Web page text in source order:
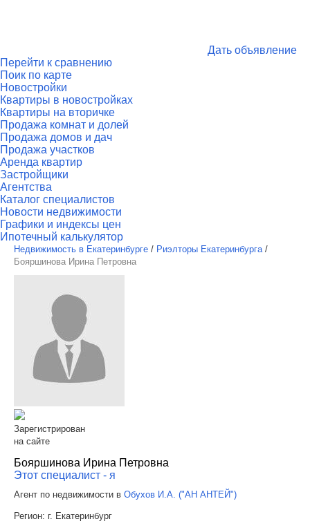
Дать объявление
Перейти к сравнению
Поик по карте
Новостройки
Квартиры в новостройках
Квартиры на вторичке
Продажа комнат и долей
Продажа домов и дач
Продажа участков
Аренда квартир
Застройщики
Агентства
Каталог специалистов
Новости недвижимости
Графики и индексы цен
Ипотечный калькулятор
Недвижимость в Екатеринбурге / Риэлторы Екатеринбурга /
Бояршинова Ирина Петровна
Зарегистрирован
на сайте
Бояршинова Ирина Петровна
Этот специалист - я
Агент по недвижимости в Обухов И.А. ("АН АНТЕЙ")
Регион: г. Екатеринбург